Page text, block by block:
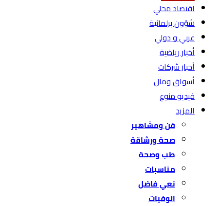
اقتصاد محلي
شؤون برلمانية
عربي و دولي
أخبار رياضية
أخبار شركات
أسواق ومال
فيديو منوع
المزيد
فن ومشاهير
صحة ورشاقة
طب وصحة
مناسبات
نعي فاضل
الوفيات